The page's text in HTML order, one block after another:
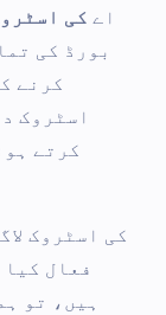
اے کی
بورڈ کی
کرنے
اسٹروک
کرتے
کی اسٹروک
فعال
ہیں، تو